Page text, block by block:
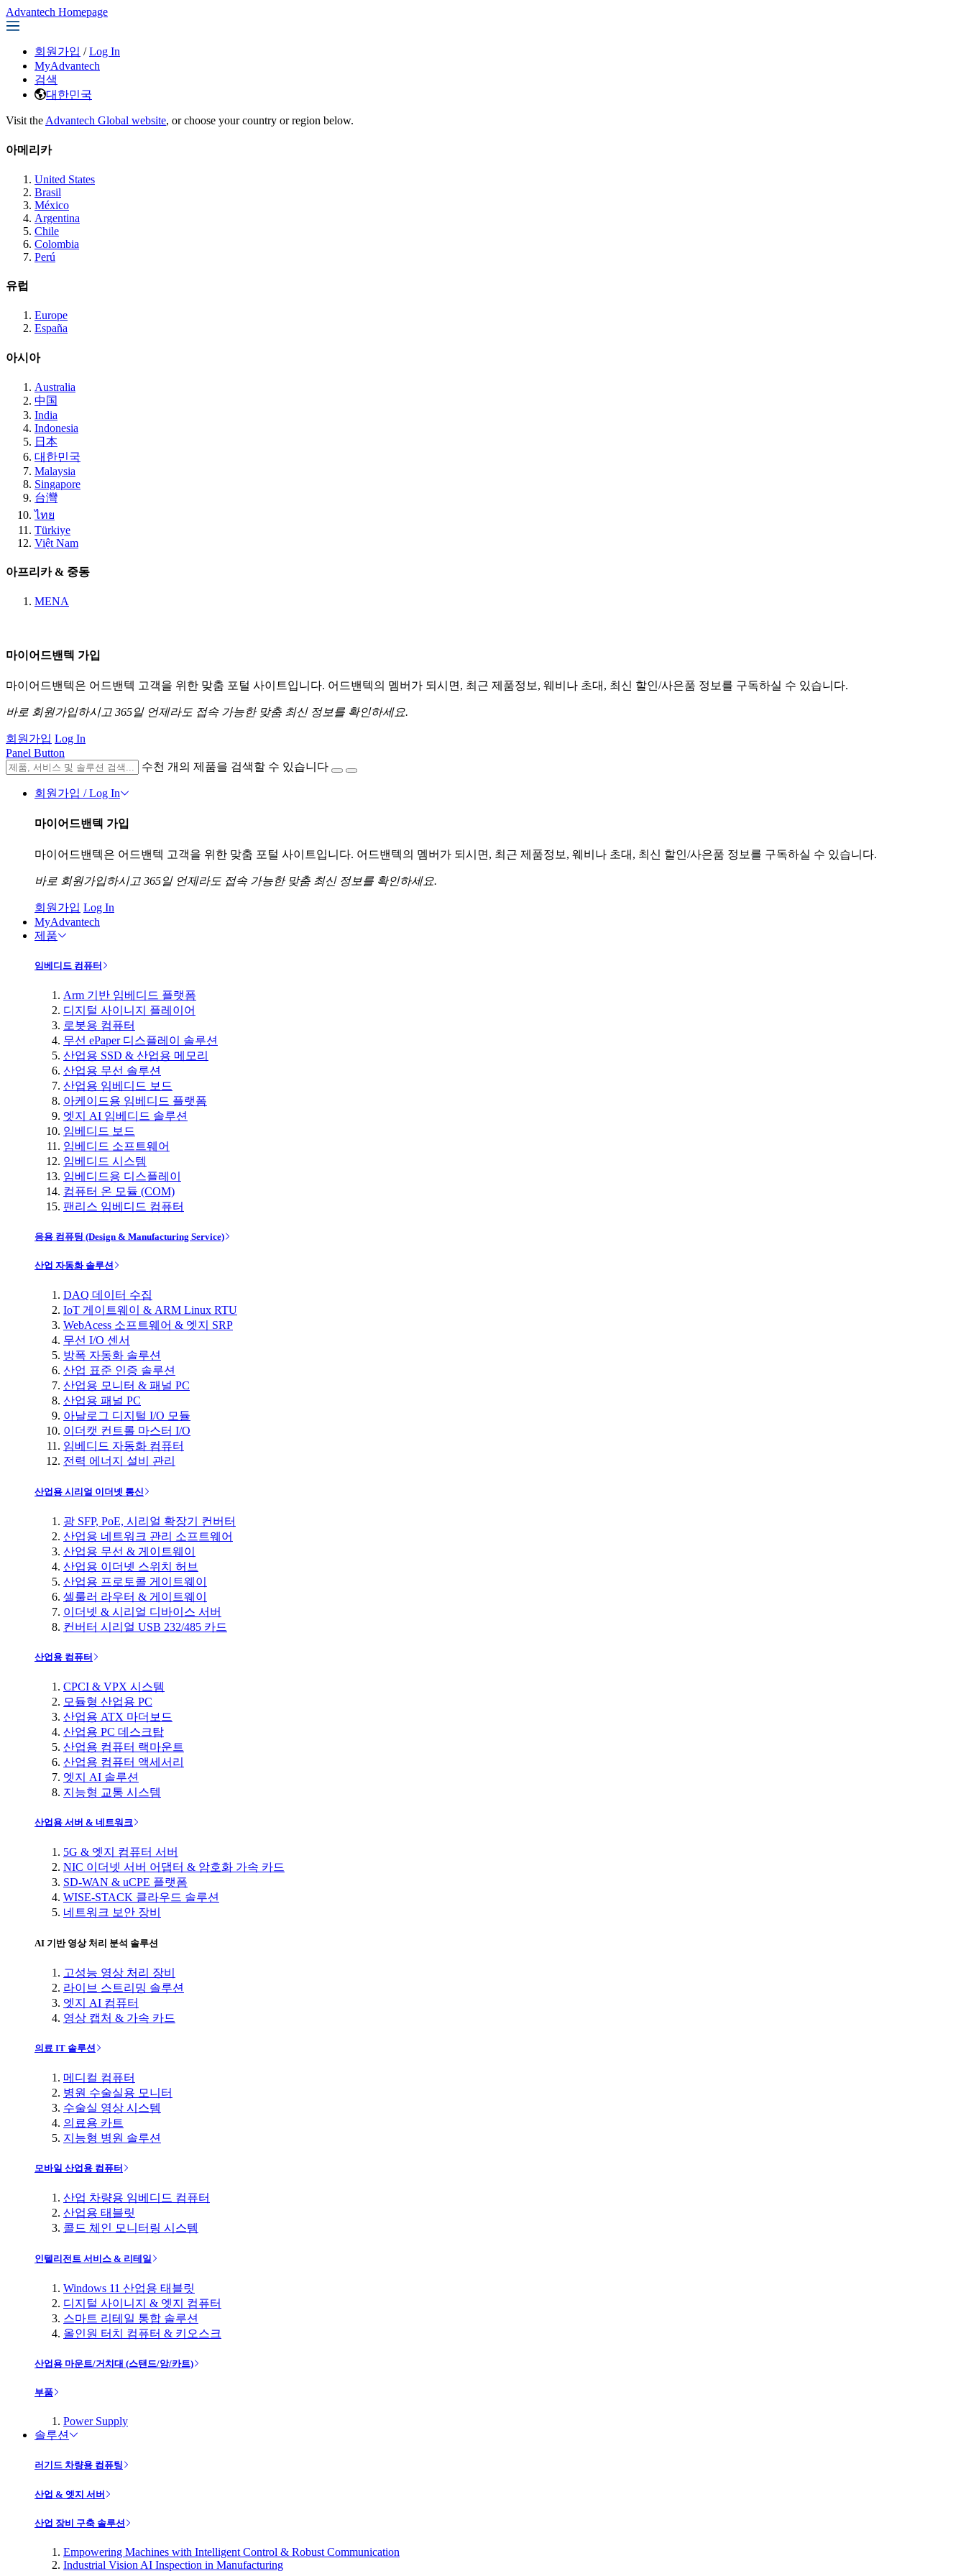
Advantech Homepage
회원가입 / Log In
MyAdvantech
검색
대한민국
Visit the Advantech Global website, or choose your country or region below.
아메리카
United States
Brasil
México
Argentina
Chile
Colombia
Perú
유럽
Europe
España
아시아
Australia
中国
India
Indonesia
日本
대한민국
Malaysia
Singapore
台灣
ไทย
Türkiye
Việt Nam
아프리카 & 중동
MENA
마이어드밴텍 가입
마이어드밴텍은 어드밴텍 고객을 위한 맞춤 포털 사이트입니다. 어드밴텍의 멤버가 되시면, 최근 제품정보, 웨비나 초대, 최신 할인/사은품 정보를 구독하실 수 있습니다.
바로 회원가입하시고 365일 언제라도 접속 가능한 맞춤 최신 정보를 확인하세요.
회원가입 Log In
Panel Button
수천 개의 제품을 검색할 수 있습니다
회원가입 / Log In
마이어드밴텍 가입
마이어드밴텍은 어드밴텍 고객을 위한 맞춤 포털 사이트입니다. 어드밴텍의 멤버가 되시면, 최근 제품정보, 웨비나 초대, 최신 할인/사은품 정보를 구독하실 수 있습니다.
바로 회원가입하시고 365일 언제라도 접속 가능한 맞춤 최신 정보를 확인하세요.
회원가입 Log In
MyAdvantech
제품
임베디드 컴퓨터
Arm 기반 임베디드 플랫폼
디지털 사이니지 플레이어
로봇용 컴퓨터
무선 ePaper 디스플레이 솔루션
산업용 SSD & 산업용 메모리
산업용 무선 솔루션
산업용 임베디드 보드
아케이드용 임베디드 플랫폼
엣지 AI 임베디드 솔루션
임베디드 보드
임베디드 소프트웨어
임베디드 시스템
임베디드용 디스플레이
컴퓨터 온 모듈 (COM)
팬리스 임베디드 컴퓨터
응용 컴퓨팅 (Design & Manufacturing Service)
산업 자동화 솔루션
DAQ 데이터 수집
IoT 게이트웨이 & ARM Linux RTU
WebAcess 소프트웨어 & 엣지 SRP
무선 I/O 센서
방폭 자동화 솔루션
산업 표준 인증 솔루션
산업용 모니터 & 패널 PC
산업용 패널 PC
아날로그 디지털 I/O 모듈
이더캣 컨트롤 마스터 I/O
임베디드 자동화 컴퓨터
전력 에너지 설비 관리
산업용 시리얼 이더넷 통신
광 SFP, PoE, 시리얼 확장기 컨버터
산업용 네트워크 관리 소프트웨어
산업용 무선 & 게이트웨이
산업용 이더넷 스위치 허브
산업용 프로토콜 게이트웨이
셀룰러 라우터 & 게이트웨이
이더넷 & 시리얼 디바이스 서버
컨버터 시리얼 USB 232/485 카드
산업용 컴퓨터
CPCI & VPX 시스템
모듈형 산업용 PC
산업용 ATX 마더보드
산업용 PC 데스크탑
산업용 컴퓨터 랙마운트
산업용 컴퓨터 액세서리
엣지 AI 솔루션
지능형 교통 시스템
산업용 서버 & 네트워크
5G & 엣지 컴퓨터 서버
NIC 이더넷 서버 어댑터 & 암호화 가속 카드
SD-WAN & uCPE 플랫폼
WISE-STACK 클라우드 솔루션
네트워크 보안 장비
AI 기반 영상 처리 분석 솔루션
고성능 영상 처리 장비
라이브 스트리밍 솔루션
엣지 AI 컴퓨터
영상 캡처 & 가속 카드
의료 IT 솔루션
메디컬 컴퓨터
병원 수술실용 모니터
수술실 영상 시스템
의료용 카트
지능형 병원 솔루션
모바일 산업용 컴퓨터
산업 차량용 임베디드 컴퓨터
산업용 태블릿
콜드 체인 모니터링 시스템
인텔리전트 서비스 & 리테일
Windows 11 산업용 태블릿
디지털 사이니지 & 엣지 컴퓨터
스마트 리테일 통합 솔루션
올인원 터치 컴퓨터 & 키오스크
산업용 마운트/거치대 (스탠드/암/카트)
부품
Power Supply
솔루션
러기드 차량용 컴퓨팅
산업 & 엣지 서버
산업 장비 구축 솔루션
Empowering Machines with Intelligent Control & Robust Communication
Industrial Vision AI Inspection in Manufacturing